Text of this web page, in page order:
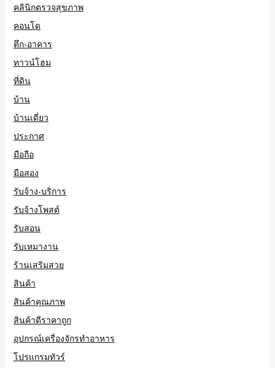
คลินิกตรวจสุขภาพ
คอนโด
ตึก-อาคาร
ทาวน์โฮม
ที่ดิน
บ้าน
บ้านเดี่ยว
ประกาศ
มือถือ
มือสอง
รับจ้าง-บริการ
รับจ้างโพสต์
รับสอน
รับเหมางาน
ร้านเสริมสวย
สินค้า
สินค้าคุณภาพ
สินค้าดีราคาถูก
อุปกรณ์เครื่องจักรทำอาหาร
โปรแกรมทัวร์